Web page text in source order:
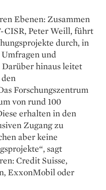
Ebenen: Zusammen
Peter Weill, führt
durch, in
und
hinaus leitet
Forschungszentrum
von rund 100
erhalten in den
Zugang zu
aber keine
sagt
Credit Suisse,
ExxonMobil oder